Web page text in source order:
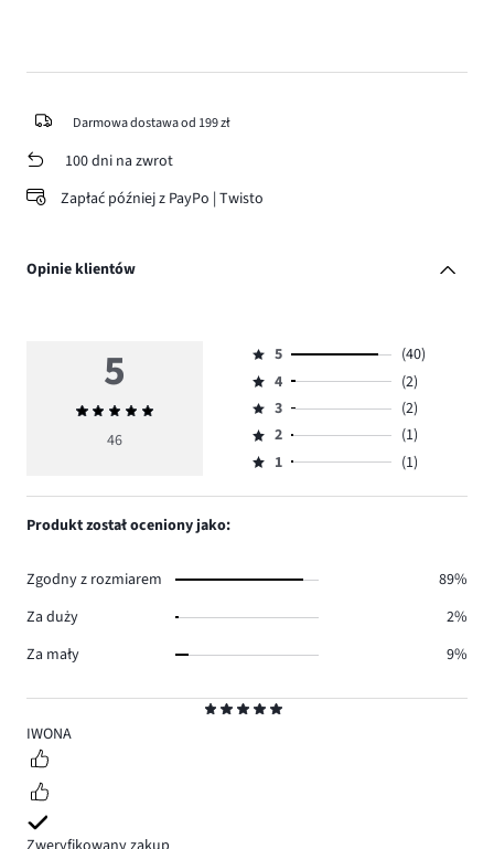
Darmowa dostawa od 199 zł
100 dni na zwrot
Zapłać później z PayPo | Twisto
Opinie klientów
5
IWONA
5
Średnia
ocena
46
Ocena
5,
ilość
głosów
40.
5
(40)
Ocena
4,
ilość
głosów
4
(2)
Ocena
3,
ilość
3
(2)
Ocena
2,
2
(1)
Ocena
1,
1 (1)
Produkt został oceniony jako:
Zgodny z rozmiarem
89%
Za duży
2%
Za mały
9%